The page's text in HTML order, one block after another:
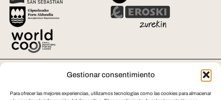
Gestionar consentimiento
Para ofrecer las mejores experiencias, utilizamos tecnologías como las cookies para almacenar